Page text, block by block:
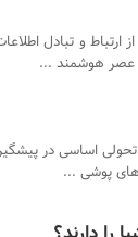
ارتباط و تبادل
عصر هوشمند ...
تحولی اساسی در
پوشی ...